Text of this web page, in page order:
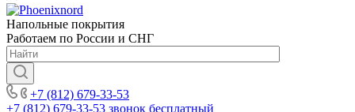
Напольные покрытия
Работаем по России и СНГ
+7 (812) 679-33-53
+7 (812) 679-33-53 звонок бесплатный